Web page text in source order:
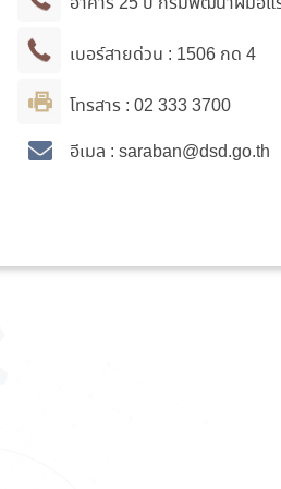
เบอร์สายด่วน : 1506กด 4
โทรสาร : 02 333 3700
อีเมล : saraban@dsd.go.th